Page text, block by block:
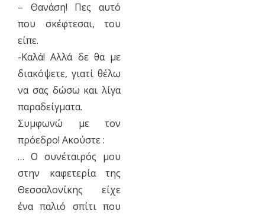
– Θανάση! Πες αυτό
που σκέφτεσαι, του
είπε.
-Καλά! Αλλά δε θα με
διακόψετε, γιατί θέλω
να σας δώσω και λίγα
παραδείγματα.
Συμφωνώ με τον
πρόεδρο! Ακούστε :
… Ο συνέταιρός μου
στην καφετερία της
Θεσσαλονίκης είχε
ένα παλιό σπίτι που